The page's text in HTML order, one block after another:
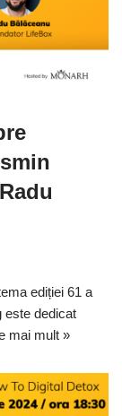
ediției 61 a
este dedicat
mai mult »